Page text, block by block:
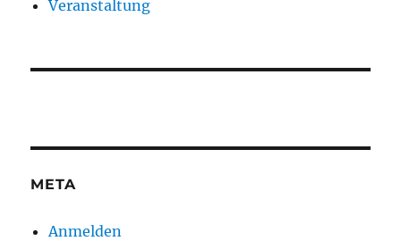
Veranstaltung
META
Anmelden